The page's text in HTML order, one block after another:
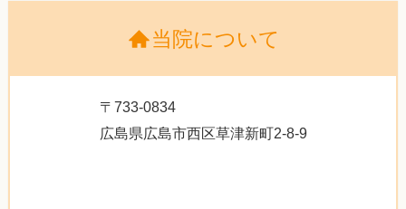
当院について
〒733-0834
広島県広島市西区草津新町2-8-9